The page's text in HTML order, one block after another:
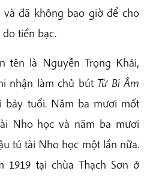
đã không bao giờ để cho
tiền bạc.
tên là Nguyễn Trọng Khải,
nhận làm chủ bút Từ Bi Âm
bảy tuổi. Năm ba mươi mốt
Nho học và năm ba mươi
tú tài Nho học một lần nữa.
1919 tại chùa Thạch Sơn ở